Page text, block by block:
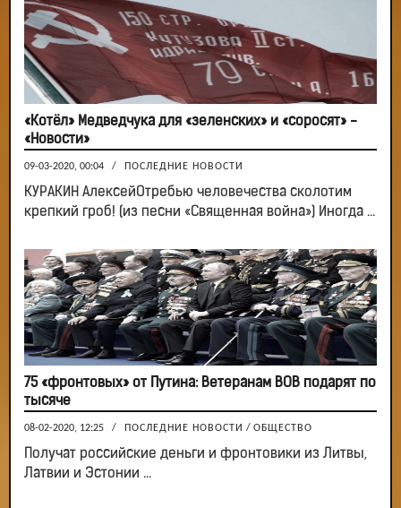
«Котёл» Медведчука для «зеленских» и «соросят» -
«Новости»
09-03-2020, 00:04 / ПОСЛЕДНИЕ НОВОСТИ
КУРАКИН АлексейОтребью человечества сколотим
крепкий гроб! (из песни «Священная война») Иногда ...
75 «фронтовых» от Путина: Ветеранам ВОВ подарят по
тысяче
08-02-2020, 12:25 / ПОСЛЕДНИЕ НОВОСТИ / ОБЩЕСТВО
Получат российские деньги и фронтовики из Литвы,
Латвии и Эстонии ...